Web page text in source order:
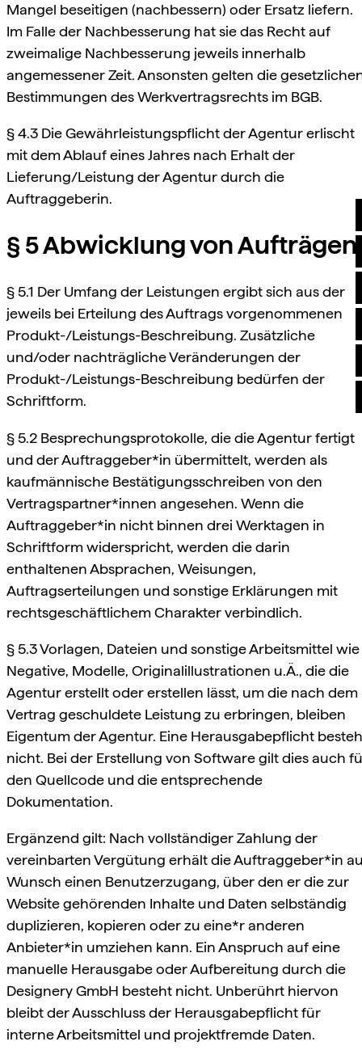
Mangel beseitigen (nachbessern) oder Ersatz liefern.
Im Falle der Nachbesserung hat sie das Recht auf
zweimalige Nachbesserung jeweils innerhalb
angemessener Zeit. Ansonsten gelten die
Bestimmungen des Werkvertragsrechts im BGB.
§ 4.3 Die Gewährleistungspflicht der Agentur erlischt
mit dem Ablauf eines Jahres nach Erhalt der
Lieferung/Leistung der Agentur durch die
Auftraggeberin.
§ 5 Abwicklung von Aufträgen
§ 5.1 Der Umfang der Leistungen ergibt sich aus der
jeweils bei Erteilung des Auftrags vorgenommenen
Produkt-/Leistungs-Beschreibung. Zusätzliche
und/oder nachträgliche Veränderungen der
Produkt-/Leistungs-Beschreibung bedürfen der
Schriftform.
§ 5.2 Besprechungsprotokolle, die die Agentur fertigt
und der Auftraggeber*in übermittelt, werden als
kaufmännische Bestätigungsschreiben von den
Vertragspartner*innen angesehen. Wenn die
Auftraggeber*in nicht binnen drei Werktagen in
Schriftform widerspricht, werden die darin
enthaltenen Absprachen, Weisungen,
Auftragserteilungen und sonstige Erklärungen mit
rechtsgeschäftlichem Charakter verbindlich.
§ 5.3 Vorlagen, Dateien und sonstige Arbeitsmittel wie
Negative, Modelle, Originalillustrationen u.Ä., die die
Agentur erstellt oder erstellen lässt, um die nach dem
Vertrag geschuldete Leistung zu erbringen, bleiben
Eigentum der Agentur. Eine Herausgabepflicht
nicht. Bei der Erstellung von Software gilt dies auch
den Quellcode und die entsprechende
Dokumentation.
Ergänzend gilt: Nach vollständiger Zahlung der
vereinbarten Vergütung erhält die Auftraggeber*in
Wunsch einen Benutzerzugang, über den er die zur
Website gehörenden Inhalte und Daten selbständig
duplizieren, kopieren oder zu eine*r anderen
Anbieter*in umziehen kann. Ein Anspruch auf eine
manuelle Herausgabe oder Aufbereitung durch die
Designery GmbH besteht nicht. Unberührt hiervon
bleibt der Ausschluss der Herausgabepflicht für
interne Arbeitsmittel und projektfremde Daten.